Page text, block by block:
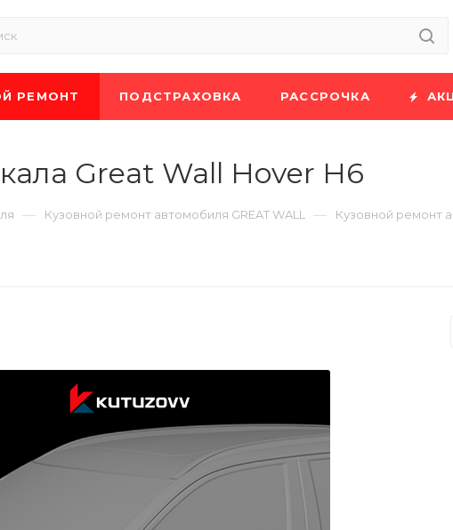
РЕМОНТ ПОДСТРАХОВКА РАССРОЧКА
Great Wall Hover H6
— Кузовной ремонт автомобиля GREAT WALL — Кузовной ремонт